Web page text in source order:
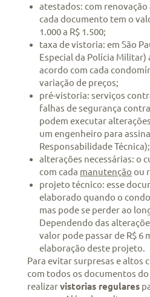
atestados: com renovação
cada documento tem o
1.000 a R$ 1.500;
taxa de vistoria: em São
Especial da Polícia Militar)
acordo com cada
variação de preços;
pré-vistoria: serviços
falhas de segurança
podem executar
um engenheiro para
Responsabilidade Técnica);
alterações necessárias: o
com cada manutenção ou
projeto técnico: esse
elaborado quando o
mas pode se perder ao
Dependendo das
valor pode passar de R$ 6
elaboração deste projeto.
Para evitar surpresas e altos
com todos os documentos
realizarvistorias regulares